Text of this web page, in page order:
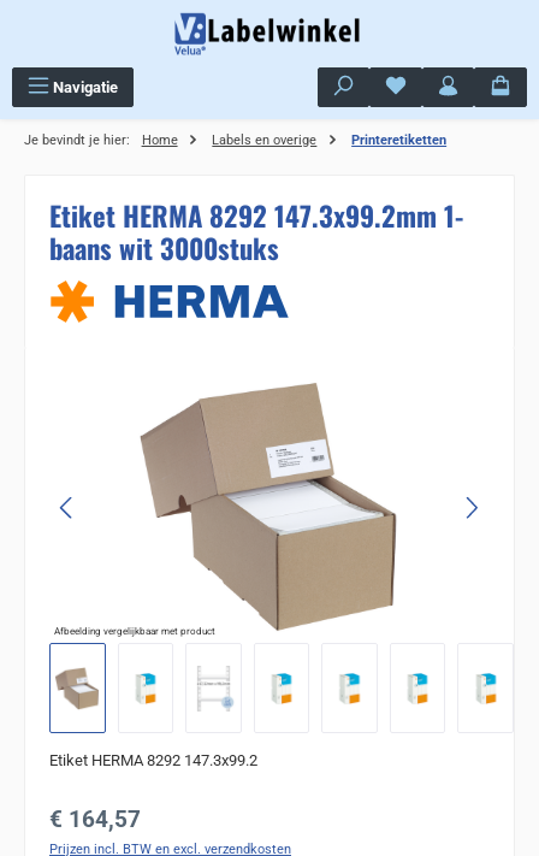
Navigatie Je hebt 0 items op
Je bevindt je hier: Home Labels en overige Printeretiketten
Etiket HERMA 8292 147.3x99.2mm 1-
baans wit 3000stuks
Afbeelding vergelijkbaar met product
Etiket HERMA 8292 147.3x99.2
Normale prijs:
€ 164,57
Prijzen incl. BTW en excl. verzendkosten